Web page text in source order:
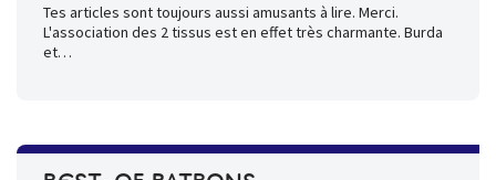
Tes articles sont toujours aussi amusants à lire. Merci.
L'association des 2 tissus est en effet très charmante. Burda
et…